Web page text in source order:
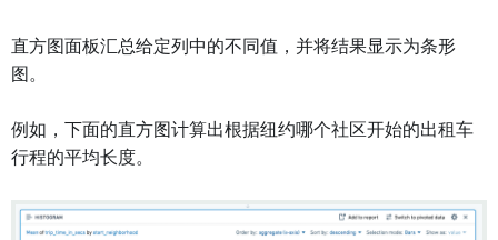
直方图面板汇总给定列中的不同值，并将结果显示为条形
图。
例如，下面的直方图计算出根据纽约哪个社区开始的出租车
行程的平均长度。